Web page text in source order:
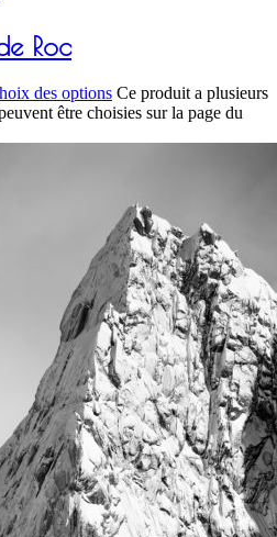
Roc
des options Ce produit a plusieurs
être choisies sur la page du